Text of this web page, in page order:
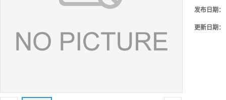
发布日期：
更新日期：